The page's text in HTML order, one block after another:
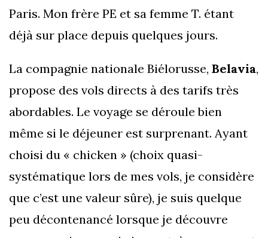
Paris. Mon frère PE et sa femme T. étant
déjà sur place depuis quelques jours.
La compagnie nationale Biélorusse, Belavia,
propose des vols directs à des tarifs très
abordables. Le voyage se déroule bien
même si le déjeuner est surprenant. Ayant
choisi du « chicken » (choix quasi-
systématique lors de mes vols, je considère
que c’est une valeur sûre), je suis quelque
peu décontenancé lorsque je découvre